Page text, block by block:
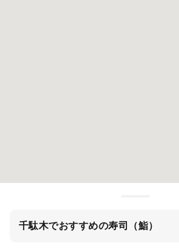
千駄木でおすすめの寿司（鮨）